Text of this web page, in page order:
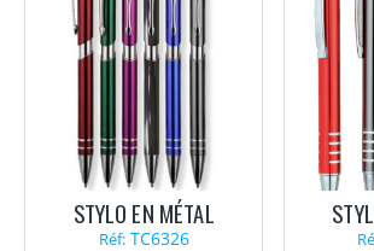
STYLO EN MÉTAL
Réf:TC6326